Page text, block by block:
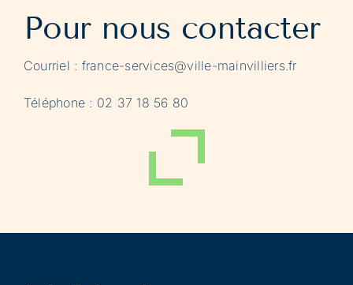
Pour nous contacter
Courriel : france-services@ville-mainvilliers.fr
Téléphone : 02 37 18 56 80